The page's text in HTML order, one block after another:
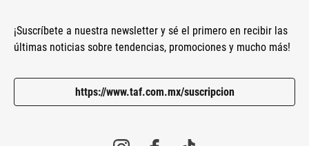
¡Suscríbete a nuestra newsletter y sé el primero en recibir las
últimas noticias sobre tendencias, promociones y mucho más!
https://www.taf.com.mx/suscripcion